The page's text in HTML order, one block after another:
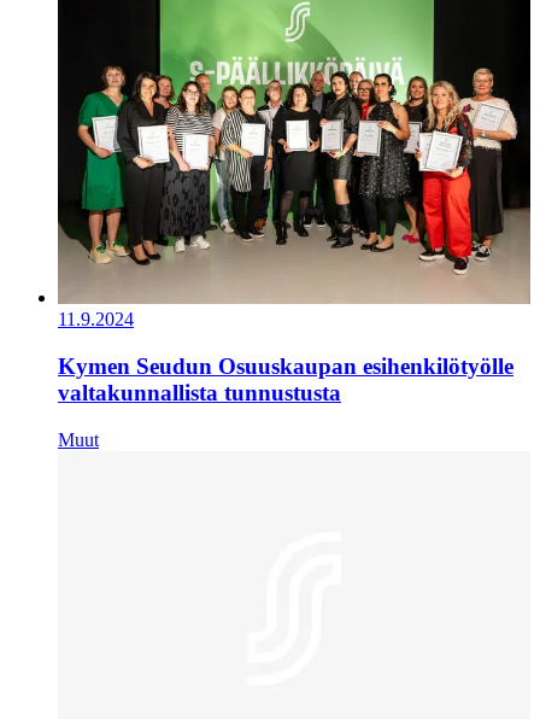
11.9.2024
Kymen Seudun Osuuskaupan esihenkilötyölle
valtakunnallista tunnustusta
Muut